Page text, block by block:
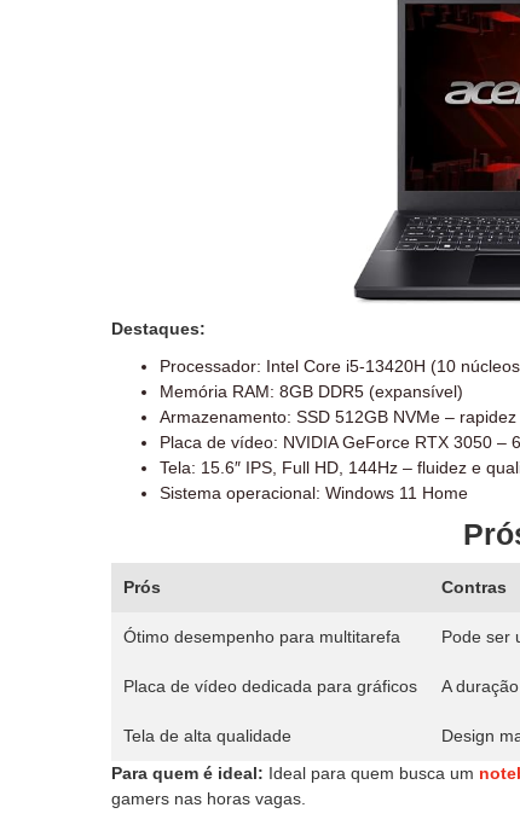
Destaques:
Processador: Intel Core i5-13420H (10
Memória RAM: 8GB DDR5 (expansível)
Armazenamento: SSD 512GB NVMe –
Placa de vídeo: NVIDIA GeForce RTX 3050 –
Tela: 15.6″ IPS, Full HD, 144Hz – fluidez e
Sistema operacional: Windows 11 Home
Prós Contras
Ótimo desempenho para multitarefa Pode ser
Placa de vídeo dedicada para gráficos A
Tela de alta qualidade
Design
Para quem é ideal: Ideal para quem busca um
gamers nas horas vagas.